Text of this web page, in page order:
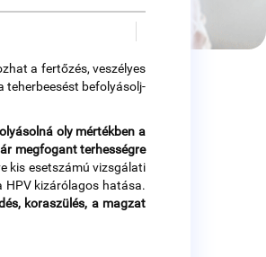
a fertőzés, veszélyes
teherbeesést befolyásolj-
oly mértékben a
megfogant terhességre
kis esetszámú vizsgálati
HPV kizárólagos hatása.
koraszülés, a magzat